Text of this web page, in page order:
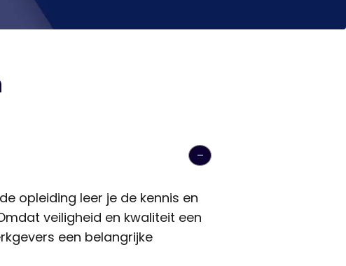
opleiding leer je de kennis en
veiligheid en kwaliteit een
een belangrijke